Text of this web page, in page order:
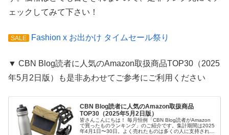
ェックしてみて下さい！
SALE Fashion x お出かけ タイムセール祭り
▼ CBN Blog読者に人気のAmazon取扱商品TOP30（2025
年5月2日版）も是非あわせてご参考にご利用ください
CBN Blog読者に人気のAmazon取扱商品
TOP30（2025年5月2日版）
皆さんこんにちは！ 毎月恒例「CBN Blog読者がAmazon
で買ったものランキング」のご紹介です。集計期間は2025
年4月1日〜30日。よく売れたものは多くの人に支持されて